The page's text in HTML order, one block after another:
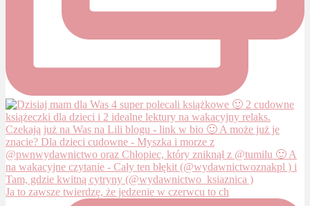
Ja to zawsze twierdzę, że jedzenie w czerwcu to ch